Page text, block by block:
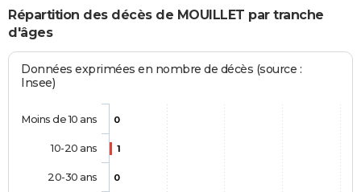
Répartition des décès de MOUILLET par tranche
d'âges
Données exprimées en nombre de décès (source :
Insee)
0
1
0
Moins de 10 ans
10-20 ans
20-30 ans